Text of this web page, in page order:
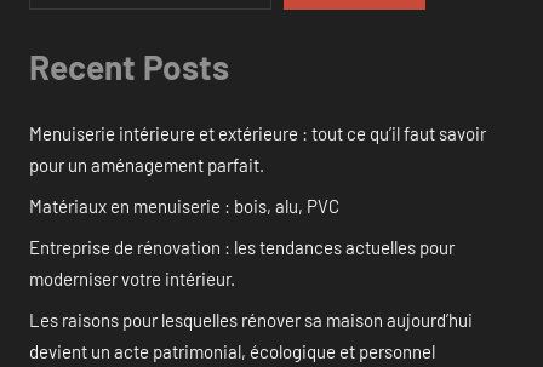
Recent Posts
Menuiserie intérieure et extérieure : tout ce qu’il faut savoir
pour un aménagement parfait.
Matériaux en menuiserie : bois, alu, PVC
Entreprise de rénovation : les tendances actuelles pour
moderniser votre intérieur.
Les raisons pour lesquelles rénover sa maison aujourd’hui
devient un acte patrimonial, écologique et personnel